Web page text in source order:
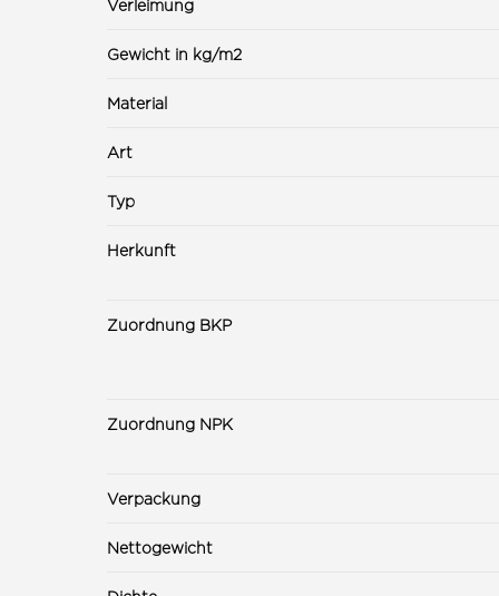
Verleimung
Gewicht in kg/m2
Material
Art
Typ
Herkunft
Zuordnung BKP
Zuordnung NPK
Verpackung
Nettogewicht